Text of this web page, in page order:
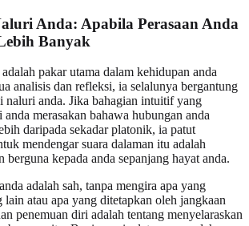
Anda: Apabila Perasaan Anda
Banyak
pakar utama dalam kehidupan anda
analisis dan refleksi, ia selalunya bergantung
naluri anda. Jika bahagian intuitif yang
merasakan bahawa hubungan anda
daripada sekadar platonik, ia patut
mendengar suara dalaman itu adalah
berguna kepada anda sepanjang hayat anda.
adalah sah, tanpa mengira apa yang
atau apa yang ditetapkan oleh jangkaan
penemuan diri adalah tentang menyelaraskan